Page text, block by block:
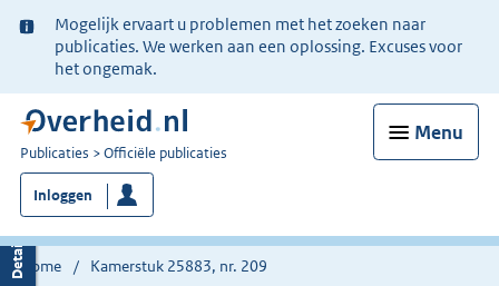
Ter
informatie:
Mogelijk ervaart u problemen met het zoeken naar
publicaties. We werken aan een oplossing. Excuses voor
het ongemak.
Menu
U
bent
nu
hier:
Publicaties Officiële publicaties
Inloggen
Home Kamerstuk 25883, nr. 209